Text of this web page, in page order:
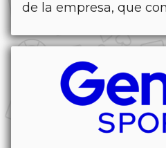
de la empresa, que